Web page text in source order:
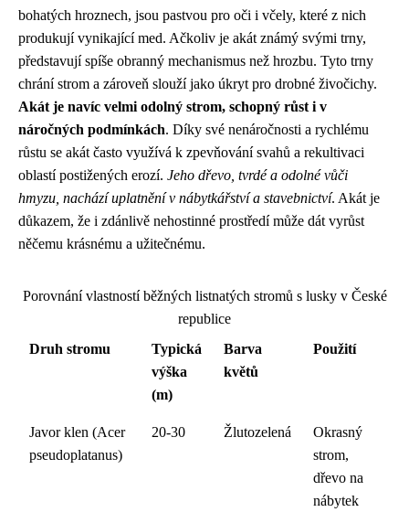
bohatých hroznech, jsou pastvou pro oči i včely, které z nich
produkují vynikající med. Ačkoliv je akát známý svými trny,
představují spíše obranný mechanismus než hrozbu. Tyto trny
chrání strom a zároveň slouží jako úkryt pro drobné živočichy.
Akát je navíc velmi odolný strom, schopný růst i v
náročných podmínkách. Díky své nenáročnosti a rychlému
růstu se akát často využívá k zpevňování svahů a rekultivaci
oblastí postižených erozí. Jeho dřevo, tvrdé a odolné vůči
hmyzu, nachází uplatnění v nábytkářství a stavebnictví. Akát je
důkazem, že i zdánlivě nehostinné prostředí může dát vyrůst
něčemu krásnému a užitečnému.
Porovnání vlastností běžných listnatých stromů s lusky v České
republice
Druh stromu
Typická
výška
(m)
Barva
květů
Použití
Javor klen (Acer
pseudoplatanus)
20-30 Žlutozelená
Okrasný
strom,
dřevo na
nábytek